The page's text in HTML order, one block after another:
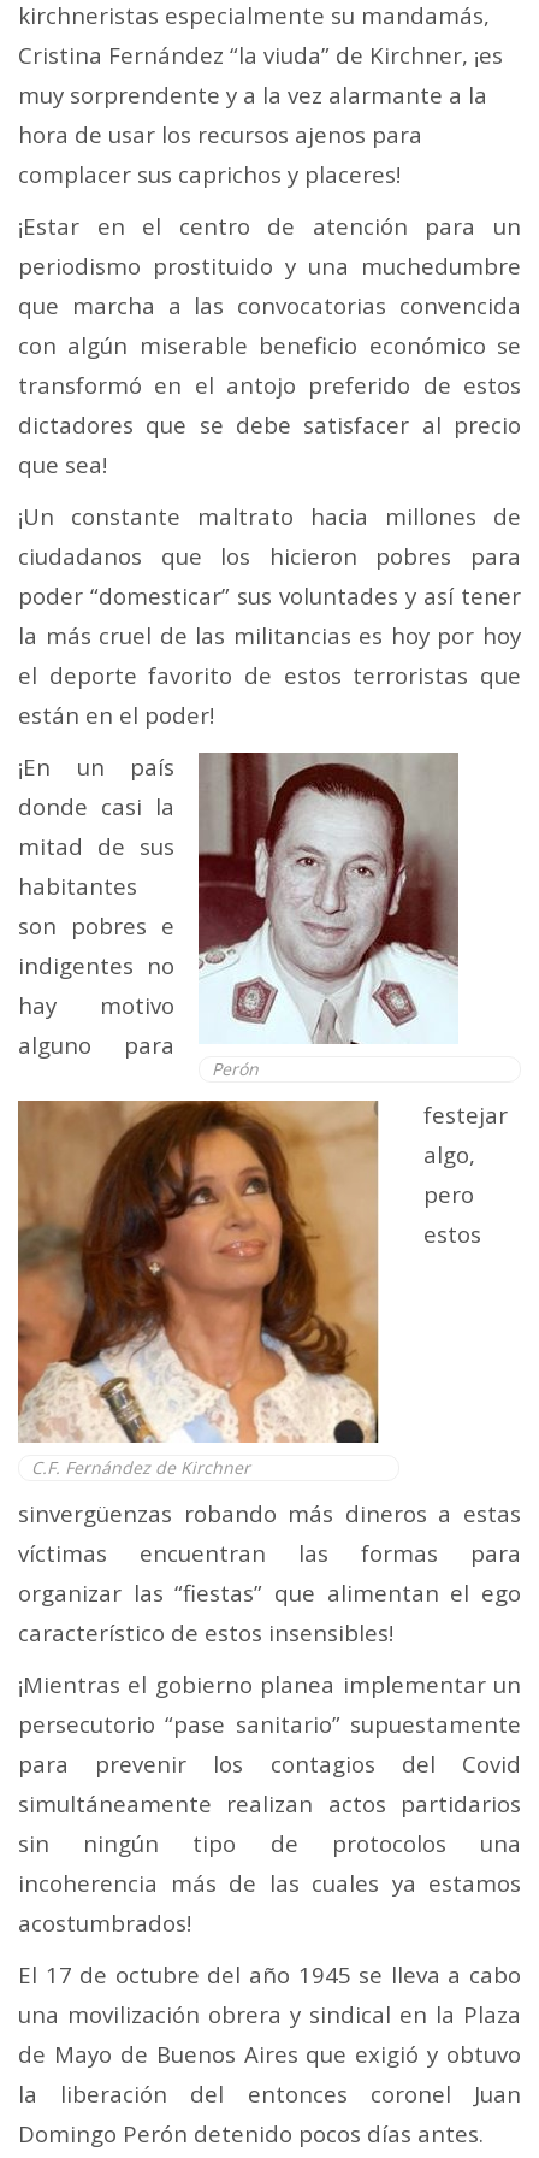
kirchneristas especialmente su mandamás,
Cristina Fernández “la viuda” de Kirchner, ¡es
muy sorprendente y a la vez alarmante a la
hora de usar los recursos ajenos para
complacer sus caprichos y placeres!
¡Estar en el centro de atención para un
periodismo prostituido y una muchedumbre
que marcha a las convocatorias convencida
con algún miserable beneficio económico se
transformó en el antojo preferido de estos
dictadores que se debe satisfacer al precio
que sea!
¡Un constante maltrato hacia millones de
ciudadanos que los hicieron pobres para
poder “domesticar” sus voluntades y así tener
la más cruel de las militancias es hoy por hoy
el deporte favorito de estos terroristas que
están en el poder!
Perón
C.F. Fernández de Kirchner
¡En un país
donde casi la
mitad de sus
habitantes
son pobres e
indigentes no
hay motivo
alguno para
festejar
algo,
pero
estos
sinvergüenzas robando más dineros a estas
víctimas encuentran las formas para
organizar las “fiestas” que alimentan el ego
característico de estos insensibles!
¡Mientras el gobierno planea implementar un
persecutorio “pase sanitario” supuestamente
para prevenir los contagios del Covid
simultáneamente realizan actos partidarios
sin ningún tipo de protocolos una
incoherencia más de las cuales ya estamos
acostumbrados!
El 17 de octubre del año 1945 se lleva a cabo
una movilización obrera y sindical en la Plaza
de Mayo de Buenos Aires que exigió y obtuvo
la liberación del entonces coronel Juan
Domingo Perón detenido pocos días antes.